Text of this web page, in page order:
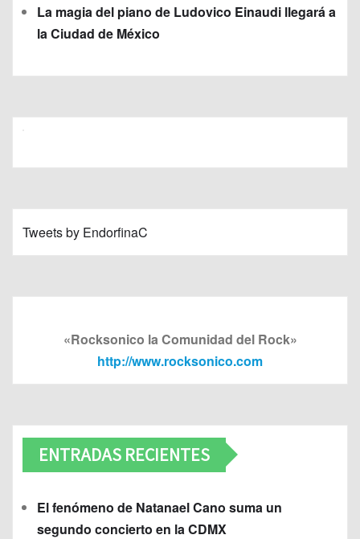
La magia del piano de Ludovico Einaudi llegará a
la Ciudad de México
Tweets by EndorfinaC
«Rocksonico la Comunidad del Rock»
http://www.rocksonico.com
ENTRADAS RECIENTES
El fenómeno de Natanael Cano suma un
segundo concierto en la CDMX